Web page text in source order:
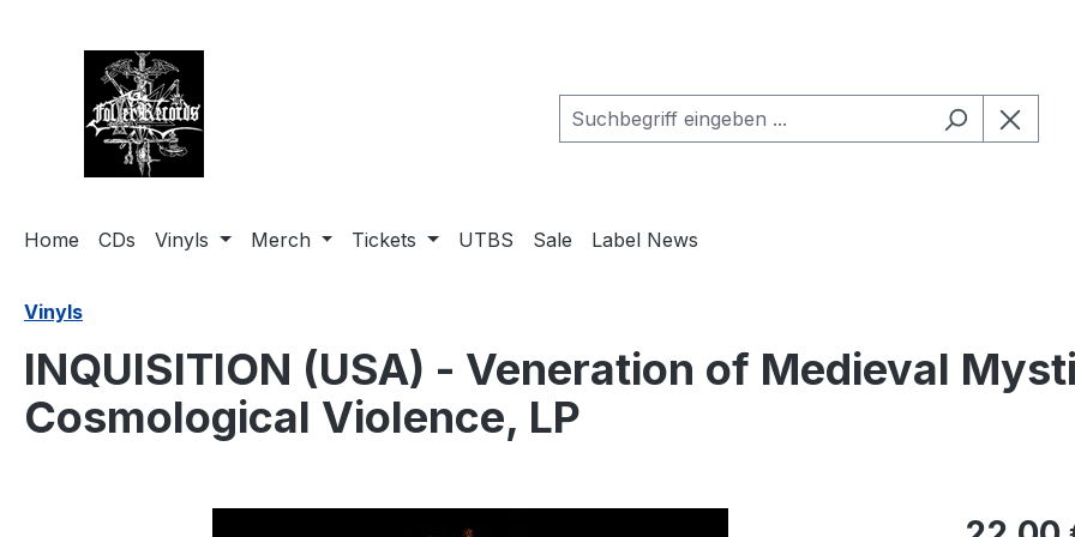
Home CDs Vinyls Merch Tickets UTBS Sale Label News
Vinyls
INQUISITION (USA) - Veneration of Medieval
Cosmological Violence, LP
Regulärer